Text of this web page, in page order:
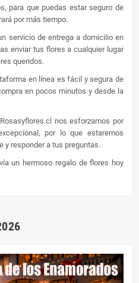
para que puedas estar seguro de
por más tiempo.
servicio de entrega a domicilio en
enviar tus flores a cualquier lugar
queridos.
en línea es fácil y segura de
en pocos minutos y desde la
nos esforzamos por
por lo que estaremos
y responder a tus preguntas.
un hermoso regalo de flores hoy